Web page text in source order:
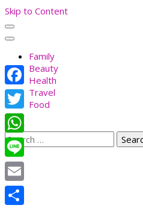
Skip to Content
Family
Beauty
Health
Travel
Food
Search
for:
Facebook
Twitter
WhatsApp
Line
Email